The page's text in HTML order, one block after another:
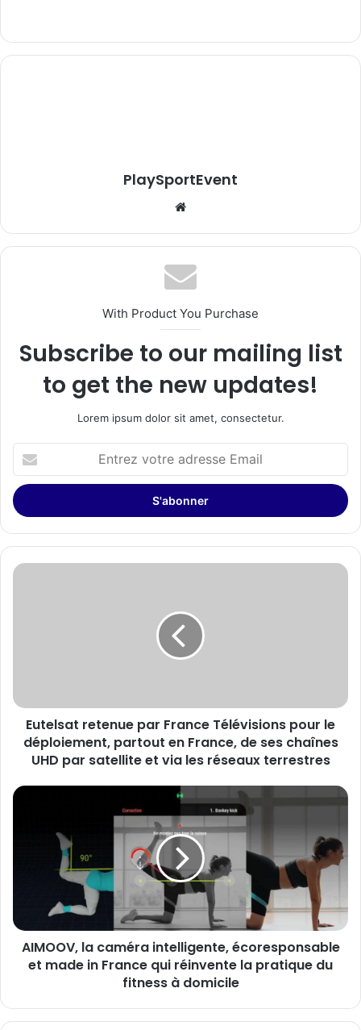
PlaySportEvent
With Product You Purchase
Subscribe to our mailing list
to get the new updates!
Lorem ipsum dolor sit amet, consectetur.
votre
adresse
Email
Eutelsat
partout
France,
chaînes
réseaux
terrestres
Eutelsat retenue par France Télévisions pour le
déploiement, partout en France, de ses chaînes
UHD par satellite et via les réseaux terrestres
AIMOOV,
intelligente,
écoresponsable
France
qui
réinvente
du
AIMOOV, la caméra intelligente, écoresponsable
et made in France qui réinvente la pratique du
fitness à domicile